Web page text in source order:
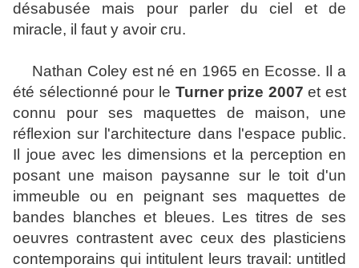
désabusée mais pour parler du ciel et de
miracle, il faut y avoir cru.
Nathan Coley est né en 1965 en Ecosse. Il a
été sélectionné pour le Turner prize 2007 et est
connu pour ses maquettes de maison, une
réflexion sur l'architecture dans l'espace public.
Il joue avec les dimensions et la perception en
posant une maison paysanne sur le toit d'un
immeuble ou en peignant ses maquettes de
bandes blanches et bleues. Les titres de ses
oeuvres contrastent avec ceux des plasticiens
contemporains qui intitulent leurs travail: untitled